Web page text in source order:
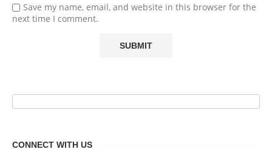
Save my name, email, and website in this browser for the
next time I comment.
CONNECT WITH US